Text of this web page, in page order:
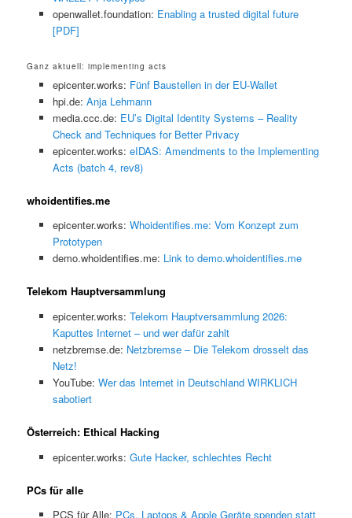
openwallet.foundation: Enabling a trusted digital future
[PDF]
Ganz aktuell: implementing acts
epicenter.works: Fünf Baustellen in der EU-Wallet
hpi.de: Anja Lehmann
media.ccc.de: EU’s Digital Identity Systems – Reality
Check and Techniques for Better Privacy
epicenter.works: eIDAS: Amendments to the Implementing
Acts (batch 4, rev8)
whoidentifies.me
epicenter.works: Whoidentifies.me: Vom Konzept zum
Prototypen
demo.whoidentifies.me: Link to demo.whoidentifies.me
Telekom Hauptversammlung
epicenter.works: Telekom Hauptversammlung 2026:
Kaputtes Internet – und wer dafür zahlt
netzbremse.de: Netzbremse – Die Telekom drosselt das
Netz!
YouTube: Wer das Internet in Deutschland WIRKLICH
sabotiert
Österreich: Ethical Hacking
epicenter.works: Gute Hacker, schlechtes Recht
PCs für alle
PCS für Alle: PCs, Laptops & Apple Geräte spenden statt